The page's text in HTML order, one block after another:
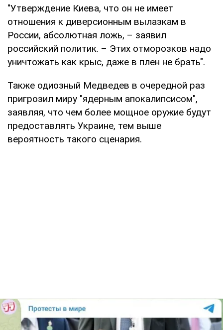
"Утверждение Киева, что он не имеет
отношения к диверсионным вылазкам в
России, абсолютная ложь, – заявил
российский политик. – Этих отморозков надо
уничтожать как крыс, даже в плен не брать".
Также одиозный Медведев в очередной раз
пригрозил миру "ядерным апокалипсисом",
заявляя, что чем более мощное оружие будут
предоставлять Украине, тем выше
вероятность такого сценария.